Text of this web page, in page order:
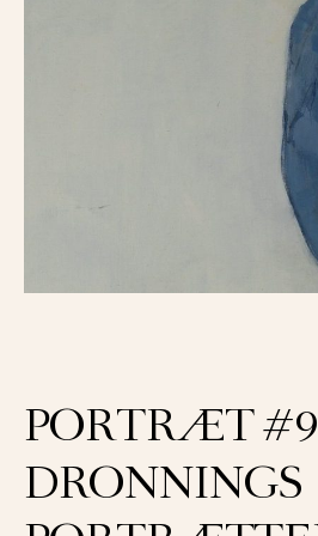
PORTRÆT
DRONNINGS